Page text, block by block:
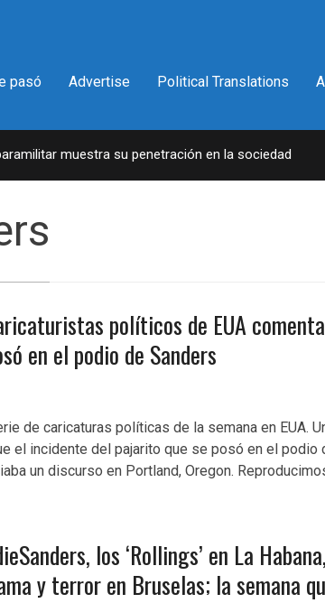
pasó Advertise Political Translations
muestra su penetración en la sociedad
políticos de EUA
en el podio de Sanders
de caricaturas políticas de la semana en EUA.
el incidente del pajarito que se posó en el podio
un discurso en Portland, Oregon.
los ‘Rollings’ en La
y terror en Bruselas; la semana